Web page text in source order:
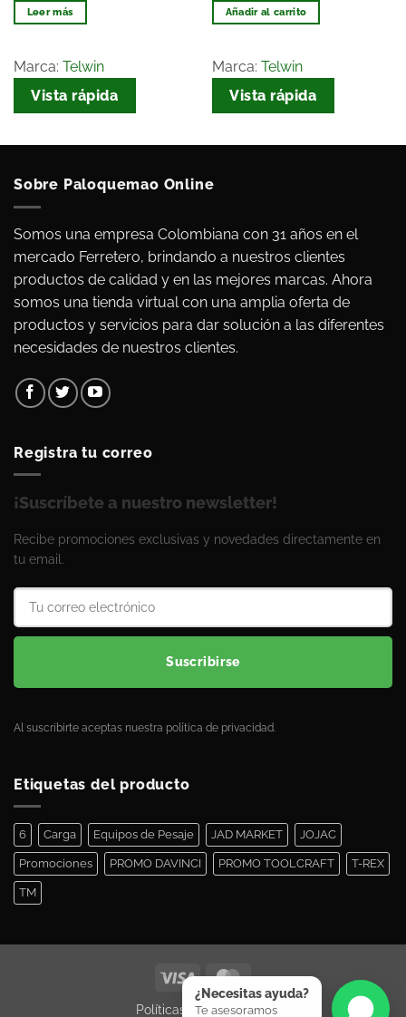
Leer más
Marca: Telwin
Vista rápida
Añadir al carrito
Marca: Telwin
Vista rápida
Sobre Paloquemao Online
Somos una empresa Colombiana con 31 años en el
mercado Ferretero, brindando a nuestros clientes
productos de calidad y en las mejores marcas. Ahora
somos una tienda virtual con una amplia oferta de
productos y servicios para dar solución a las diferentes
necesidades de nuestros clientes.
Registra tu correo
¡Suscríbete a nuestro newsletter!
Recibe promociones exclusivas y novedades directamente en
tu email.
Suscribirse
Al suscribirte aceptas nuestra política de privacidad.
Etiquetas del producto
6 Carga Equipos de Pesaje JAD MARKET JOJAC
Promociones PROMO DAVINCI PROMO TOOLCRAFT T-REX
TM
Políticas de Privacidad
¿Necesitas ayuda?
Te asesoramos